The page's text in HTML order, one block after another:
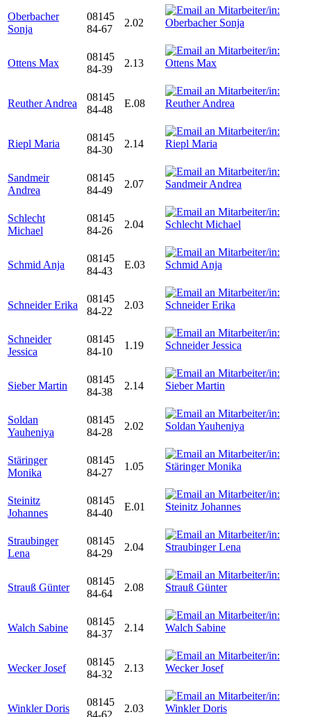
Oberbacher
Sonja
08145
84-67
2.02
Ottens Max
08145
84-39
2.13
Reuther Andrea
08145
84-48
E.08
Riepl Maria
08145
84-30
2.14
Sandmeir
Andrea
08145
84-49
2.07
Schlecht
Michael
08145
84-26
2.04
Schmid Anja
08145
84-43
E.03
Schneider Erika
08145
84-22
2.03
Schneider
Jessica
08145
84-10
1.19
Sieber Martin
08145
84-38
2.14
Soldan
Yauheniya
08145
84-28
2.02
Stäringer
Monika
08145
84-27
1.05
Steinitz
Johannes
08145
84-40
E.01
Straubinger
Lena
08145
84-29
2.04
Strauß Günter
08145
84-64
2.08
Walch Sabine
08145
84-37
2.14
Wecker Josef
08145
84-32
2.13
Winkler Doris
08145
2.03